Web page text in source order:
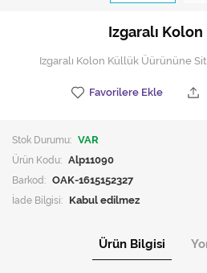
Toptan Temizlik Malzemeleri
Izgaralı
Izgaralı Kolon Küllük Üürününe
Favorilere Ekle
Stok Durumu: VAR
Ürün Kodu: Alp11090
Barkod: OAK-1615152327
İade Bilgisi:
Ürün Bilgisi